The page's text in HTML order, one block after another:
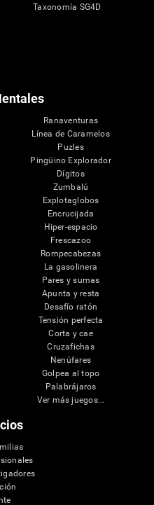
Taxonomía SG4D
Ranaventuras
Línea de Caramelos
Puzles
Pingüino Explorador
Dígitos
Zumbalú
Explotaglobos
Encrucijada
Hiper-espacio
Frescazoo
Rompecabezas
La gasolinera
Pares y sumas
Apunta y resta
Desafío ratón
Tensión perfecta
Corta y cae
Cruzafichas
Nenúfares
Golpea al topo
Palabrájaros
Ver más juegos...